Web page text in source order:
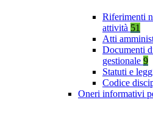
Riferimenti
attività 51
Atti
Documenti
gestionale 9
Statuti e
Codice
Oneri informativi